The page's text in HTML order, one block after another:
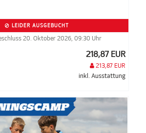
LEIDER AUSGEBUCHT
20. Oktober 2026, 09:30 Uhr
218,87 EUR
213,87 EUR
inkl. Ausstattung